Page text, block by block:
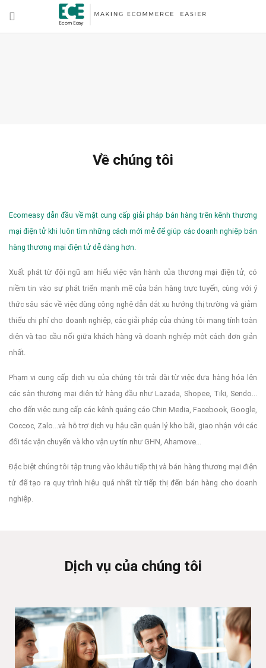
Về chúng tôi
Ecomeasy dẫn đầu về mặt cung cấp giải pháp bán hàng trên kênh thương
mại điện tử khi luôn tìm những cách mới mẻ để giúp các doanh nghiệp bán
hàng thương mại điện tử dễ dàng hơn.
Xuất phát từ đội ngũ am hiểu việc vận hành của thương mại điện tử, có
niềm tin vào sự phát triển mạnh mẽ của bán hàng trực tuyến, cùng với ý
thức sâu sắc về việc dùng công nghệ dẫn dắt xu hướng thị trường và giảm
thiểu chi phí cho doanh nghiệp, các giải pháp của chúng tôi mang tính toàn
diện và tạo cầu nối giữa khách hàng và doanh nghiệp một cách đơn giản
nhất.
Phạm vi cung cấp dịch vụ của chúng tôi trải dài từ việc đưa hàng hóa lên
các sàn thương mại điện tử hàng đầu như Lazada, Shopee, Tiki, Sendo...
cho đến việc cung cấp các kênh quảng cáo Chin Media, Facebook, Google,
Coccoc, Zalo...và hỗ trợ dịch vụ hậu cần quản lý kho bãi, giao nhận với các
đối tác vận chuyển và kho vận uy tín như GHN, Ahamove...
Đặc biệt chúng tôi tập trung vào khâu tiếp thị và bán hàng thương mại điện
tử để tạo ra quy trình hiệu quả nhất từ tiếp thị đến bán hàng cho doanh
nghiệp.
Dịch vụ của chúng tôi